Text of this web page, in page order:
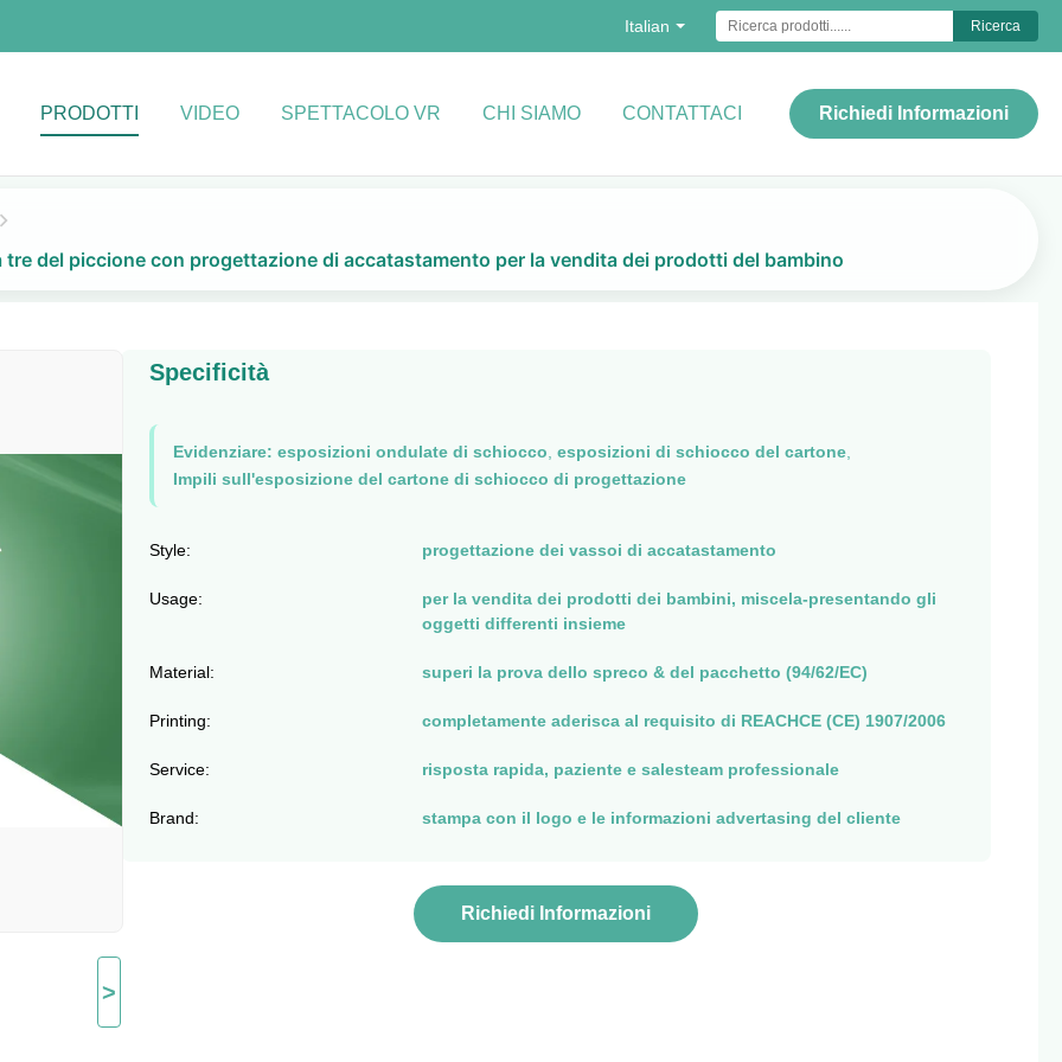
Italian Ricerca
PRODOTTI VIDEO SPETTACOLO VR CHI SIAMO CONTATTACI Richiedi Informazioni
del piccione con progettazione di accatastamento per la vendita dei prodotti del bambino
>
Specificità
Evidenziare: esposizioni ondulate di schiocco esposizioni di schiocco del cartone,
Impili sull'esposizione del cartone di schiocco di progettazione
Style: progettazione dei vassoi di accatastamento
Usage:
per la vendita dei prodotti dei bambini, miscela-presentando gli
oggetti differenti insieme
Material: superi la prova dello spreco & del pacchetto (94/62/EC)
Printing: completamente aderisca al requisito di REACHCE (CE) 1907/2006
Service: risposta rapida, paziente e salesteam professionale
Brand: stampa con il logo e le informazioni advertasing del cliente
Richiedi Informazioni